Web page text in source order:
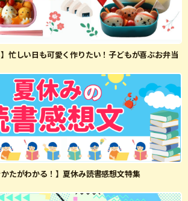
】忙しい日も可愛く作りたい！子どもが喜ぶお弁当
かたがわかる！】夏休み読書感想文特集